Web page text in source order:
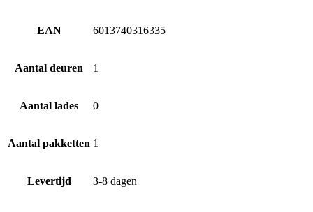
EAN 6013740316335
Aantal deuren 1
Aantal lades 0
Aantal pakketten 1
Levertijd 3-8 dagen